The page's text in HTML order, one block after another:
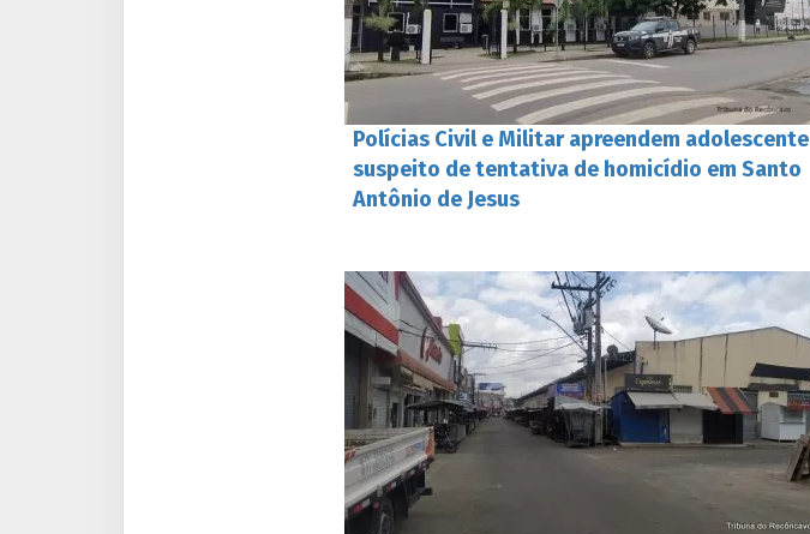
Polícias Civil e Militar apreendem adolescente
suspeito de tentativa de homicídio em Santo
Antônio de Jesus